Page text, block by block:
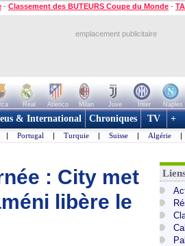
- Classement des BUTEURS Coupe du Monde -
emplacement publicitaire
Real Atletico Milan Juve Inter Naples
& International Chroniques TV +
| Portugal | Turquie | Suisse | Algérie |
: City met
libère le